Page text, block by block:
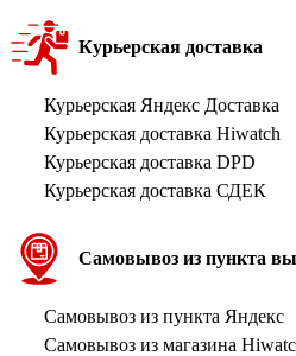
Курьерская доставка
Курьерская Яндекс Доставка
Курьерская доставка Hiwatch
Курьерская доставка DPD
Курьерская доставка СДЕК
Самовывоз из пункта
Самовывоз из пункта Яндекс
Самовывоз из магазина